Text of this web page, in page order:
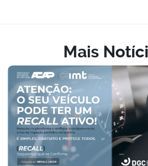
Mais